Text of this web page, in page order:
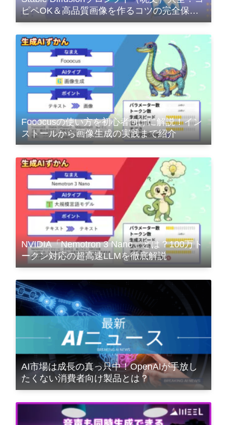
ピペOK＆高品質画像を作るコツの完全保存
版
Fooocusの使い方を初心者向けに解説！イン
ストールから画像生成の実践まで紹介
NVIDIA「Nemotron 3 Nano」とは？100万ト
ークン対応の超高速LLMを徹底解説
AI市場は成長の真っ只中！OpenAIが手放し
たくない消費者向け製品とは？